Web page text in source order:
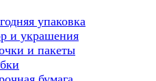
упаковка
и украшения
и пакеты